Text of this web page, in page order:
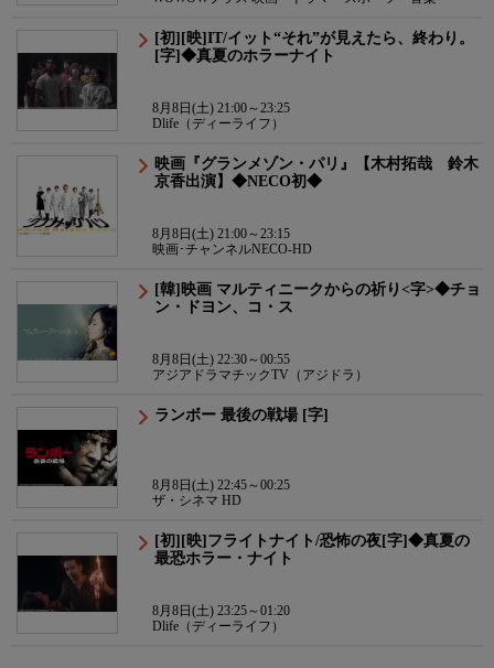
[初][映]IT/イット“それ”が見えたら、終わり。
[字]◆真夏のホラーナイト
8月8日(土) 21:00～23:25
Dlife（ディーライフ）
映画『グランメゾン・パリ』【木村拓哉 鈴木
京香出演】◆NECO初◆
8月8日(土) 21:00～23:15
映画･チャンネルNECO-HD
[韓]映画 マルティニークからの祈り<字>◆チョ
ン・ドヨン、コ・ス
8月8日(土) 22:30～00:55
アジアドラマチックTV（アジドラ）
ランボー 最後の戦場 [字]
8月8日(土) 22:45～00:25
ザ・シネマ HD
[初][映]フライトナイト/恐怖の夜[字]◆真夏の
最恐ホラー・ナイト
8月8日(土) 23:25～01:20
Dlife（ディーライフ）